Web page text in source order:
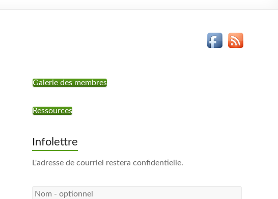
Galerie des membres
Ressources
Infolettre
L'adresse de courriel restera confidentielle.